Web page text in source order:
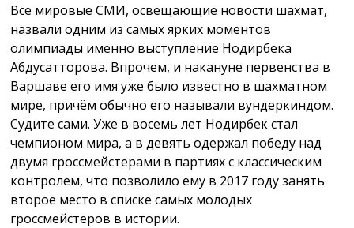
Все мировые СМИ, освещающие новости шахмат,
назвали одним из самых ярких моментов
олимпиады именно выступление Нодирбека
Абдусатторова. Впрочем, и накануне первенства в
Варшаве его имя уже было известно в шахматном
мире, причём обычно его называли вундеркиндом.
Судите сами. Уже в восемь лет Нодирбек стал
чемпионом мира, а в девять одержал победу над
двумя гроссмейстерами в партиях с классическим
контролем, что позволило ему в 2017 году занять
второе место в списке самых молодых
гроссмейстеров в истории.